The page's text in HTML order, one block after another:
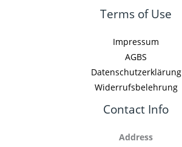
Terms of Use
Impressum
AGBS
Datenschutzerklärung
Widerrufsbelehrung
Contact Info
Address